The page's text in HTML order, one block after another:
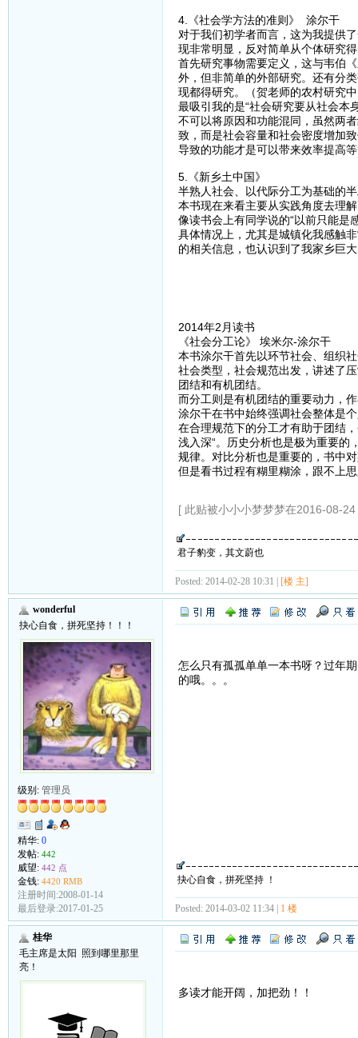
4.《社会学方法的准则》 涂尔干
对于我们初学者而言，这为我提供
现非常明显，反对简单从个体研究
首先研究事物需要定义，这与韦伯
外，但非简单的外部研究。还有分
现都得研究。（贺老师的农村研究
最吸引我的是“社会研究要从社会本
不可以将原因和功能混同，虽然两
致，而是社会容量和社会密度增加
导致的功能才是可以带来效率提高
5.《新乡土中国》
半熟人社会、以代际分工为基础的
本书现在来看主要从实践角度去理
像读书会上有同学说的“以前只能是
具体情况上，尤其是城镇化我感触
的相关信息，也认识到了我家乡巨
2014年2月读书
《社会分工论》 埃米尔-涂尔干
本书涂尔干首先以环节社会、组织
社会类型，社会规范出发，讲述了
团结和有机团结。
而分工则是有机团结的重要动力，
涂尔干在书中始终强调社会整体是
在合理规范下的分工才有助于团结
浅入深“。历史分析也是极为重要的
规律。对比分析也是重要的，书中
但是看书过程有糊里糊涂，跟不上
[ 此贴被小小小梦梦梦在2016-08-
君子豹变，其文蔚也
Posted: 2014-02-28 10:31 | [楼 主]
wonderful
抉心自食，拼死坚持！！！
级别: 管理员
精华: 0
发帖: 442
威望: 442 点
金钱: 4420 RMB
注册时间:2008-01-14
最后登录:2017-01-25
怎么只有孤孤单单一本书呀？过年
的哦。。。
抉心自食，拼死坚持 ！
Posted: 2014-03-02 11:34 | 1 楼
桂华
毛主席是太阳 照到哪里那里
亮！
多读才能开阔，加把劲！！